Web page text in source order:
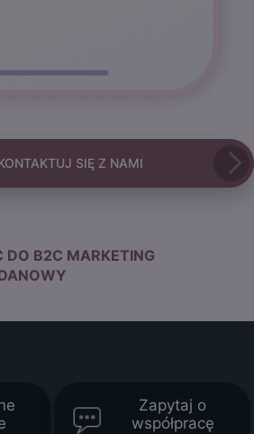
SIĘ Z NAMI
DO B2C MARKETING
Zapytaj o
współpracę